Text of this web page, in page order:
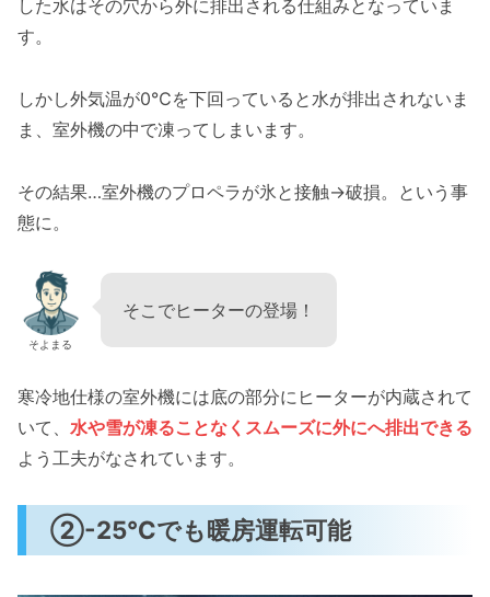
した水はその穴から外に排出される仕組みとなっていま
す。
しかし外気温が0℃を下回っていると水が排出されないま
ま、室外機の中で凍ってしまいます。
その結果…室外機のプロペラが氷と接触→破損。という事
態に。
そよまる
そこでヒーターの登場！
寒冷地仕様の室外機には底の部分にヒーターが内蔵されて
いて、 水や雪が凍ることなくスムーズに外にへ排出できる
よう工夫がなされています。
②-25℃でも暖房運転可能